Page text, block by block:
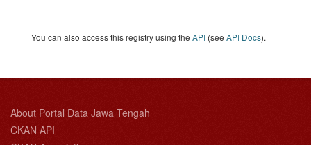
You can also access this registry using the API (see API Docs).
About Portal Data Jawa Tengah
CKAN API